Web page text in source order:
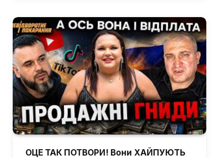
ОЦЕ ТАК ПОТВОРИ! Вони ХАЙПУЮТЬ